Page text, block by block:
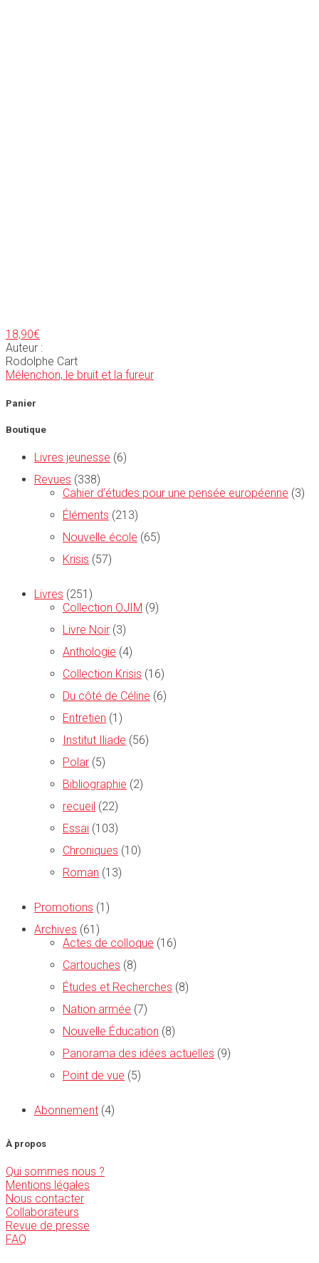
18,90€
Auteur :
Rodolphe Cart
Mélenchon, le bruit et la fureur
Panier
Boutique
Livres jeunesse (6)
Revues (338)
Cahier d’études pour une pensée européenne (3)
Éléments (213)
Nouvelle école (65)
Krisis (57)
Livres (251)
Collection OJIM (9)
Livre Noir (3)
Anthologie (4)
Collection Krisis (16)
Du côté de Céline (6)
Entretien (1)
Institut Iliade (56)
Polar (5)
Bibliographie (2)
recueil (22)
Essai (103)
Chroniques (10)
Roman (13)
Promotions (1)
Archives (61)
Actes de colloque (16)
Cartouches (8)
Études et Recherches (8)
Nation armée (7)
Nouvelle Éducation (8)
Panorama des idées actuelles (9)
Point de vue (5)
Abonnement (4)
À propos
Qui sommes nous ?
Mentions légales
Nous contacter
Collaborateurs
Revue de presse
FAQ